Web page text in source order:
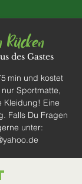
des Gastes
min und kostet
Sportmatte,
Kleidung! Eine
Falls Du Fragen
unter: